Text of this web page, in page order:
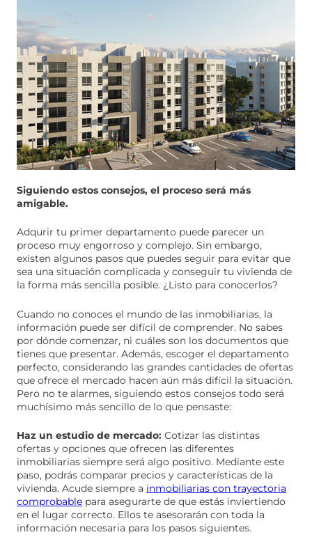
Siguiendo estos consejos, el proceso será más
amigable.
Adqurir tu primer departamento puede parecer un
proceso muy engorroso y complejo. Sin embargo,
existen algunos pasos que puedes seguir para evitar que
sea una situación complicada y conseguir tu vivienda de
la forma más sencilla posible. ¿Listo para conocerlos?
Cuando no conoces el mundo de las inmobiliarias, la
información puede ser difícil de comprender. No sabes
por dónde comenzar, ni cuáles son los documentos que
tienes que presentar. Además, escoger el departamento
perfecto, considerando las grandes cantidades de ofertas
que ofrece el mercado hacen aún más difícil la situación.
Pero no te alarmes, siguiendo estos consejos todo será
muchísimo más sencillo de lo que pensaste:
Haz un estudio de mercado: Cotizar las distintas
ofertas y opciones que ofrecen las diferentes
inmobiliarias siempre será algo positivo. Mediante este
paso, podrás comparar precios y características de la
vivienda. Acude siempre a inmobiliarias con trayectoria
comprobable para asegurarte de que estás inviertiendo
en el lugar correcto. Ellos te asesorarán con toda la
información necesaria para los pasos siguientes.